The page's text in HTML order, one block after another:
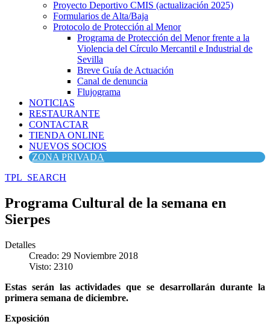
Proyecto Deportivo CMIS (actualización 2025)
Formularios de Alta/Baja
Protocolo de Protección al Menor
Programa de Protección del Menor frente a la
Violencia del Círculo Mercantil e Industrial de
Sevilla
Breve Guía de Actuación
Canal de denuncia
Flujograma
NOTICIAS
RESTAURANTE
CONTACTAR
TIENDA ONLINE
NUEVOS SOCIOS
ZONA PRIVADA
TPL_SEARCH
Programa Cultural de la semana en
Sierpes
Detalles
Creado: 29 Noviembre 2018
Visto: 2310
Estas serán las actividades que se desarrollarán durante la
primera semana de diciembre.
Exposición